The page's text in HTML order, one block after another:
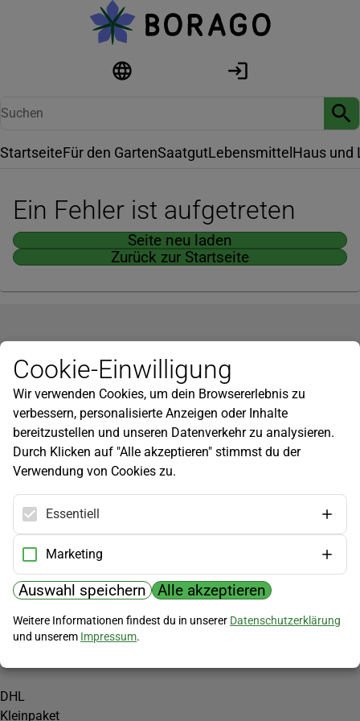
StartseiteFür den GartenSaatgutLebensmittel Haus und
Ein Fehler ist aufgetreten
Seite neu laden
Zurück zur Startseite
Newsletter
Infos zu neuen Produkten, Gartentipps und mehr findest du in
unserem Newsletter!
Jetzt anmelden
Hilfe
Kundenservice
Widerrufsbelehrung
Versandkosten
Zahlungsmöglichkeiten
PayPal
Vorkasse
Versand
DHL
Kleinpaket
Cookie-Einwilligung
Wir verwenden Cookies, um dein Browsererlebnis zu
verbessern, personalisierte Anzeigen oder Inhalte
bereitzustellen und unseren Datenverkehr zu analysieren.
Durch Klicken auf "Alle akzeptieren" stimmst du der
Verwendung von Cookies zu.
Essentiell
Marketing
Auswahl speichern Alle akzeptieren
Weitere Informationen findest du in unserer Datenschutzerklärung
und unserem Impressum.